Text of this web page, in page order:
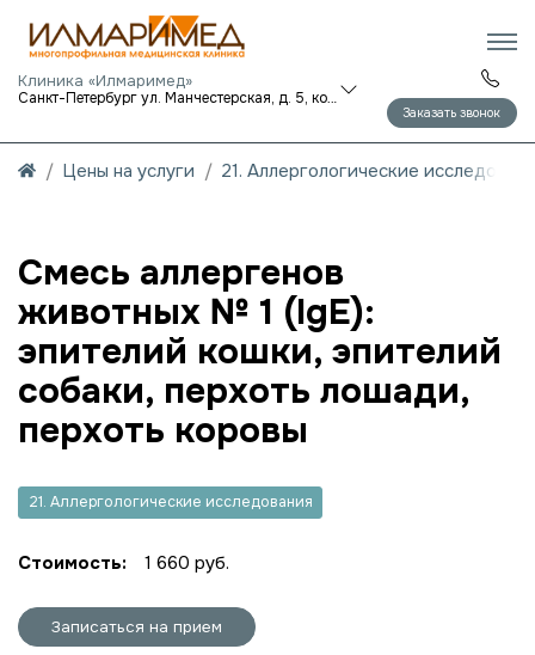
Клиника «Илмаримед»
Санкт-Петербург ул. Манчестерская, д. 5, корп. 1
Заказать звонок
Цены на услуги 21. Аллергологические
Смесь аллергенов
животных № 1 (IgE):
эпителий кошки, эпителий
собаки, перхоть лошади,
перхоть коровы
21. Аллергологические исследования
Стоимость: 1 660 руб.
Записаться на прием